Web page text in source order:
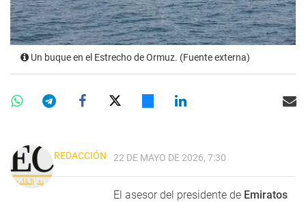
Un buque en el Estrecho de Ormuz. (Fuente externa)
REDACCIÓN 22 DE MAYO DE 2026, 7:30
El asesor del presidente de Emiratos